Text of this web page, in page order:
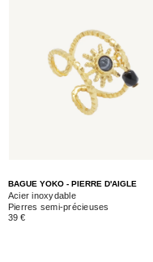
BAGUE YOKO - PIERRE D'AIGLE
Acier inoxydable
Pierres semi-précieuses
39 €